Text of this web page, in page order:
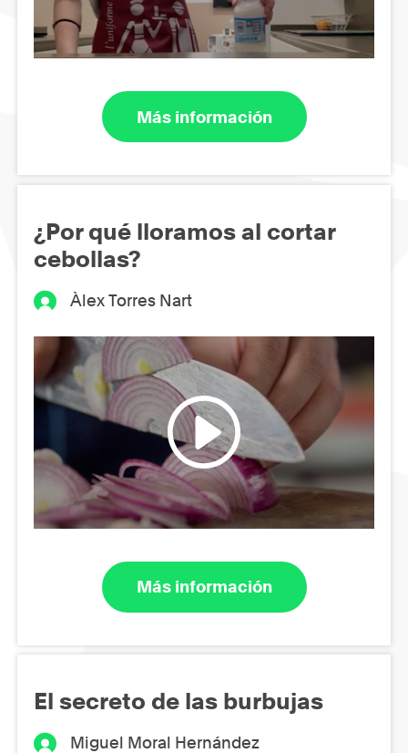
Más información
¿Por qué lloramos al cortar
cebollas?
Àlex Torres Nart
Más información
El secreto de las burbujas
Miguel Moral Hernández